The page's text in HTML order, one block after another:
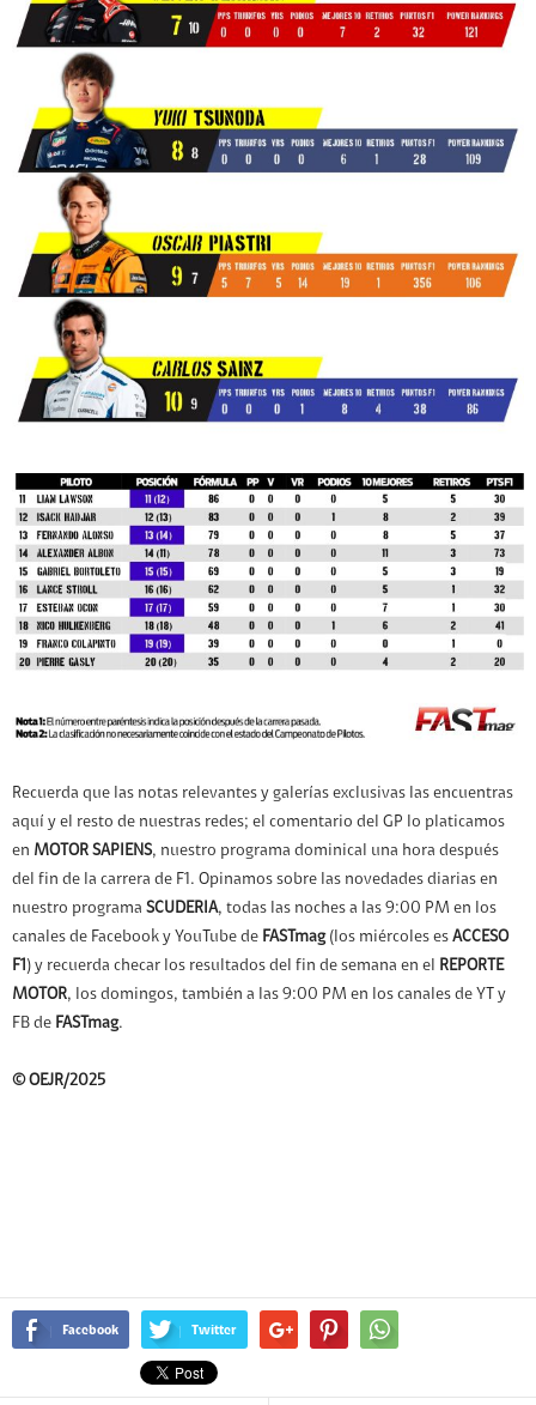
Recuerda que las notas relevantes y galerías exclusivas las encuentras
aquí y el resto de nuestras redes; el comentario del GP lo platicamos
en MOTOR SAPIENS, nuestro programa dominical una hora después
del fin de la carrera de F1. Opinamos sobre las novedades diarias en
nuestro programa SCUDERIA, todas las noches a las 9:00 PM en los
canales de Facebook y YouTube de FASTmag(los miércoles es ACCESO
F1) y recuerda checar los resultados del fin de semana en el REPORTE
MOTOR, los domingos, también a las 9:00 PM en los canales de YT y
FB de FASTmag.
© OEJR/2025
Facebook Twitter